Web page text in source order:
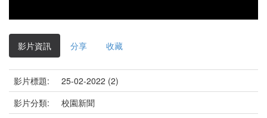
影片資訊 分享 收藏
影片標題:
25-02-2022 (2)
影片分類:
校園新聞